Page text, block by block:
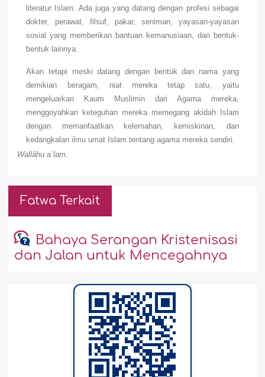
literatur Islam. Ada juga yang datang dengan profesi sebagai
dokter, perawat, filsuf, pakar, seniman, yayasan-yayasan
sosial yang memberikan bantuan kemanusiaan, dan bentuk-
bentuk lainnya.
Akan tetapi meski datang dengan bentuk dan nama yang
demikian beragam, niat mereka tetap satu, yaitu
mengeluarkan Kaum Muslimin dari Agama mereka,
menggoyahkan keteguhan mereka memegang akidah Islam
dengan memanfaatkan kelemahan, kemiskinan, dan
kedangkalan ilmu umat Islam tentang agama mereka sendiri.
Wallâhu a`lam.
Fatwa Terkait
Bahaya Serangan Kristenisasi
dan Jalan untuk Mencegahnya